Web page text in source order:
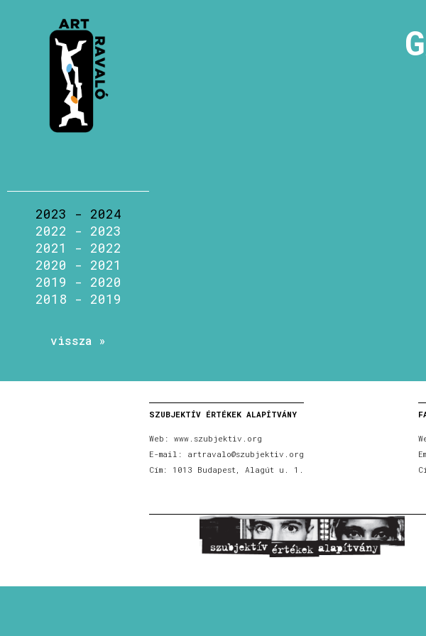
2023 - 2024
2022 - 2023
2021 - 2022
2020 - 2021
2019 - 2020
2018 - 2019
vissza »
SZUBJEKTÍV ÉRTÉKEK ALAPÍTVÁNY
Web: www.szubjektiv.org
E-mail: artravalo@szubjektiv.org
Cím: 1013 Budapest, Alagút u. 1.